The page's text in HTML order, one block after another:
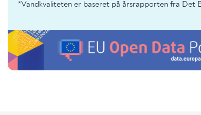
*Vandkvaliteten er baseret på årsrapporten fra Det